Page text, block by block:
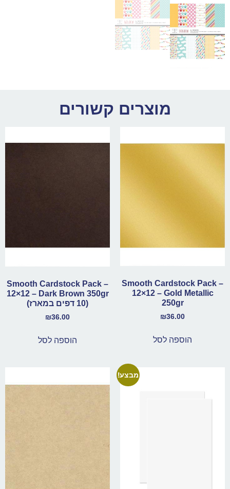
מוצרים קשורים
Smooth Cardstock Pack –
12×12 – Gold Metallic
250gr
₪36.00
הוספה לסל
Smooth Cardstock Pack –
12×12 – Dark Brown 350gr
(10 דפים במארז)
₪36.00
הוספה לסל
מבצע!